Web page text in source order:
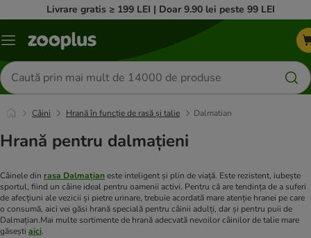
Livrare gratis ≥ 199 LEI | Doar 9.90 lei peste 99 LEI
Categorii
Căutare
produse
Câini Hrană în funcție de rasă și talie Dalmatian
Hrană pentru dalmațieni
Câinele din rasa Dalmațianeste inteligent și plin de viață. Este rezistent, iubește
sportul, fiind un câine ideal pentru oamenii activi. Pentru că are tendința de a suferi
de afecțiuni ale vezicii și pietre urinare, trebuie acordată mare atenție hranei pe care
o consumă, aici vei găsi hrană specială pentru câinii adulți, dar și pentru puii de
Dalmațian.Mai multe sortimente de hrană adecvată nevoilor câinilor de talie mare
găsești aici.